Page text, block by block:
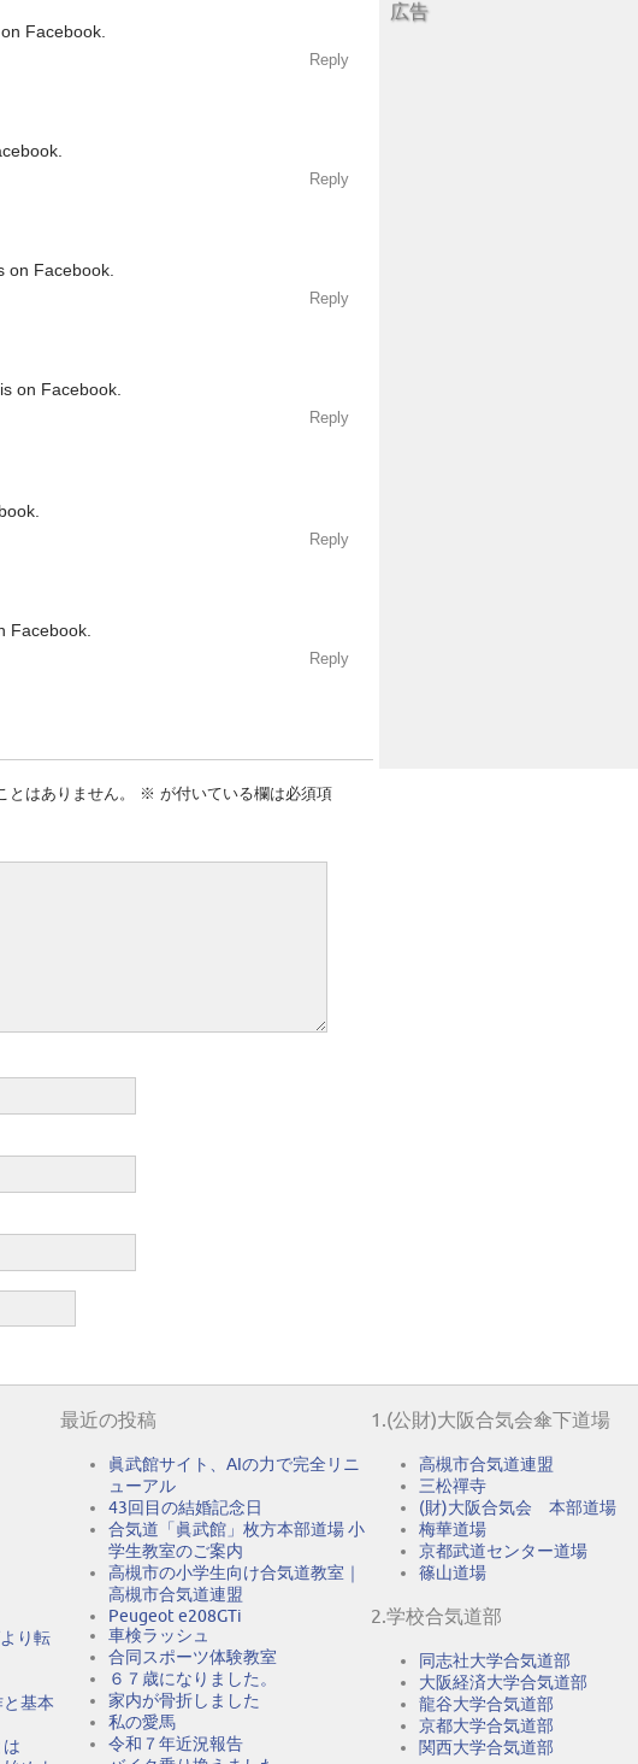
Facebook.
Reply
Reply
on Facebook.
Reply
on Facebook.
Reply
Reply
Facebook.
Reply
はありません。 ※ が付いている欄は必須項
広告
り転
基本
最近の投稿
眞武館サイト、AIの力で完全リニ
ューアル
43回目の結婚記念日
合気道「眞武館」枚方本部道場 小
学生教室のご案内
高槻市の小学生向け合気道教室｜
高槻市合気道連盟
Peugeot e208GTi
車検ラッシュ
合同スポーツ体験教室
６７歳になりました。
家内が骨折しました
私の愛馬
令和７年近況報告
1.(公財)大阪合気会傘下道場
高槻市合気道連盟
三松禪寺
(財)大阪合気会 本部道場
梅華道場
京都武道センター道場
篠山道場
2.学校合気道部
同志社大学合気道部
大阪経済大学合気道部
龍谷大学合気道部
京都大学合気道部
関西大学合気道部